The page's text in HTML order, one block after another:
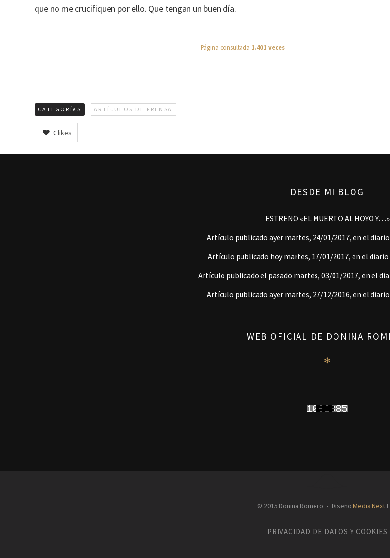
que no me crucifiquen por ello. Que tengan un buen día.
Página consultada 1.401 veces
CATEGORÍAS ARTÍCULOS DE PRENSA
0likes
DESDE MI BLOG
ESTRENO «EL MUERTO AL HOYO Y…»
Artículo publicado ayer martes, 24/01/2017, en el
Artículo publicado hoy martes, 17/01/2017, en el diario
Artículo publicado el pasado martes, 03/01/2017, en el
Artículo publicado ayer martes, 27/12/2016, en el
WEB OFICIAL DE DONINA
✻
© 2015 Donina Romero • Diseño Media Next
PRIVACIDAD DE DATOS Y COOKIES